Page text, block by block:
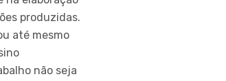
produzidas.
até mesmo
não seja